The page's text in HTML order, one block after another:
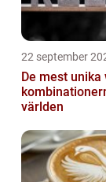
22 september
De mest unika
världen